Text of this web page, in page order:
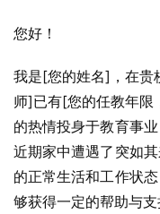
您好！
我是[您的姓名]，在贵
师]已有[您的任教年限
的热情投身于教育事
近期家中遭遇了突如
的正常生活和工作状
够获得一定的帮助与支